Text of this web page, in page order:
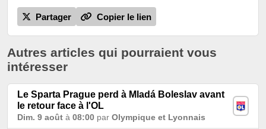
Partager Copier le lien
Autres articles qui pourraient vous
intéresser
Le Sparta Prague perd à Mladá Boleslav avant
le retour face à l'OL
Dim. 9 août à 08:00 par Olympique et Lyonnais